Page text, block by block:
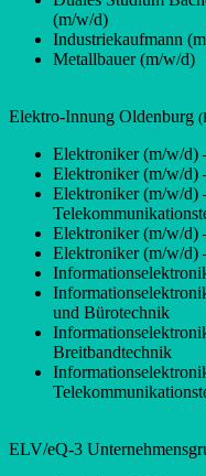
(m/w/d)
Industriekaufmann
Metallbauer (m/w/d)
Elektro-Innung Oldenburg
Elektroniker (m/w/d)
Elektroniker (m/w/d)
Elektroniker (m/w/d)
Elektroniker (m/w/d)
Elektroniker (m/w/d)
und Bürotechnik
Breitbandtechnik
ELV/eQ-3